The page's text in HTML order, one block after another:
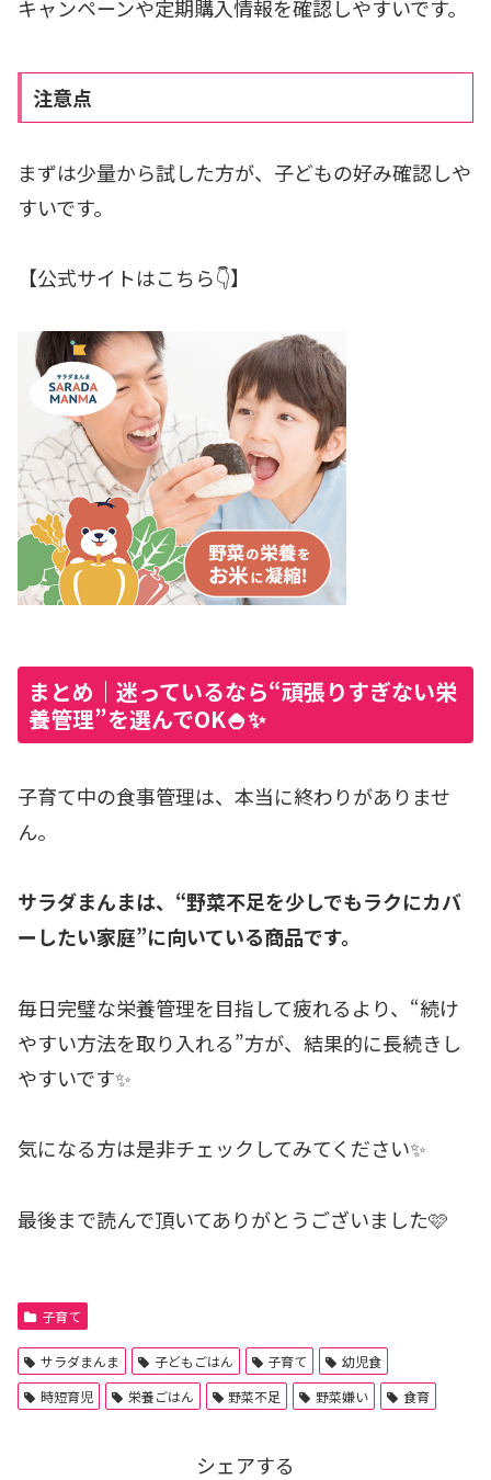
キャンペーンや定期購入情報を確認しやすいです。
注意点
まずは少量から試した方が、子どもの好み確認しや
すいです。
【公式サイトはこちら👇】
まとめ｜迷っているなら“頑張りすぎない栄
養管理”を選んでOK🍚✨
子育て中の食事管理は、本当に終わりがありませ
ん。
サラダまんまは、“野菜不足を少しでもラクにカバ
ーしたい家庭”に向いている商品です。
毎日完璧な栄養管理を目指して疲れるより、“続け
やすい方法を取り入れる”方が、結果的に長続きし
やすいです✨
気になる方は是非チェックしてみてください✨
最後まで読んで頂いてありがとうございました🩷
子育て
サラダまんま 子どもごはん 子育て
幼児食
時短育児
栄養ごはん 野菜不足 野菜嫌い 食育
シェアする